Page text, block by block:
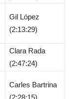
Gil López
(2:13:29)
Clara Rada
(2:47:24)
Carles Bartrina
(2:28:15)